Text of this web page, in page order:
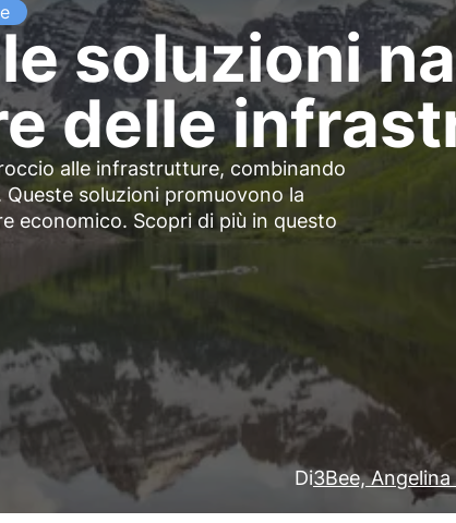
soluzioni
delle
alle infrastrutture, combinando
soluzioni promuovono la
economico. Scopri di più in questo
Di3Bee,